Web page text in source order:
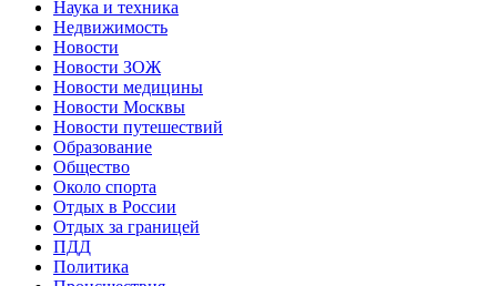
Наука и техника
Недвижимость
Новости
Новости ЗОЖ
Новости медицины
Новости Москвы
Новости путешествий
Образование
Общество
Около спорта
Отдых в России
Отдых за границей
ПДД
Политика